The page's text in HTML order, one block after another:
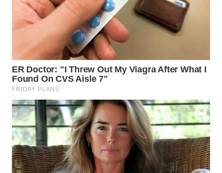
SERDANG
TEBING
TINGGI
WN
PAKPAK
WN
KARAWANG
WN
BEKASI